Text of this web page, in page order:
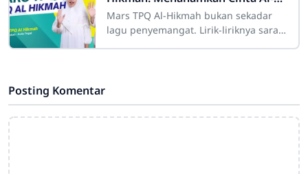
Qur’an dan Akhlak Mulia
Mars TPQ Al-Hikmah bukan sekadar
lagu penyemangat. Lirik-liriknya sarat
Posting Komentar